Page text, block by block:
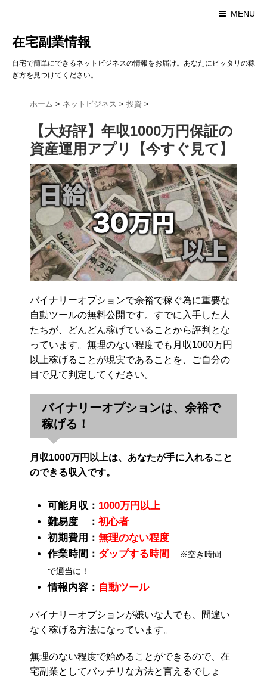
MENU
在宅副業情報
自宅で簡単にできるネットビジネスの情報をお届け。あなたにピッタリの稼
ぎ方を見つけてください。
ホーム > ネットビジネス > 投資 >
【大好評】年収1000万円保証の
資産運用アプリ【今すぐ見て】
バイナリーオプションで余裕で稼ぐ為に重要な
自動ツールの無料公開です。すでに入手した人
たちが、どんどん稼げていることから評判とな
っています。無理のない程度でも月収1000万円
以上稼げることが現実であることを、ご自分の
目で見て判定してください。
バイナリーオプションは、余裕で
稼げる！
月収1000万円以上は、あなたが手に入れること
のできる収入です。
可能月収： 1000万円以上
難易度 ： 初心者
初期費用： 無理のない程度
作業時間： ダップする時間
※空き時間
で適当に！
情報内容： 自動ツール
バイナリーオプションが嫌いな人でも、間違い
なく稼げる方法になっています。
無理のない程度で始めることができるので、在
宅副業としてバッチリな方法と言えるでしょ